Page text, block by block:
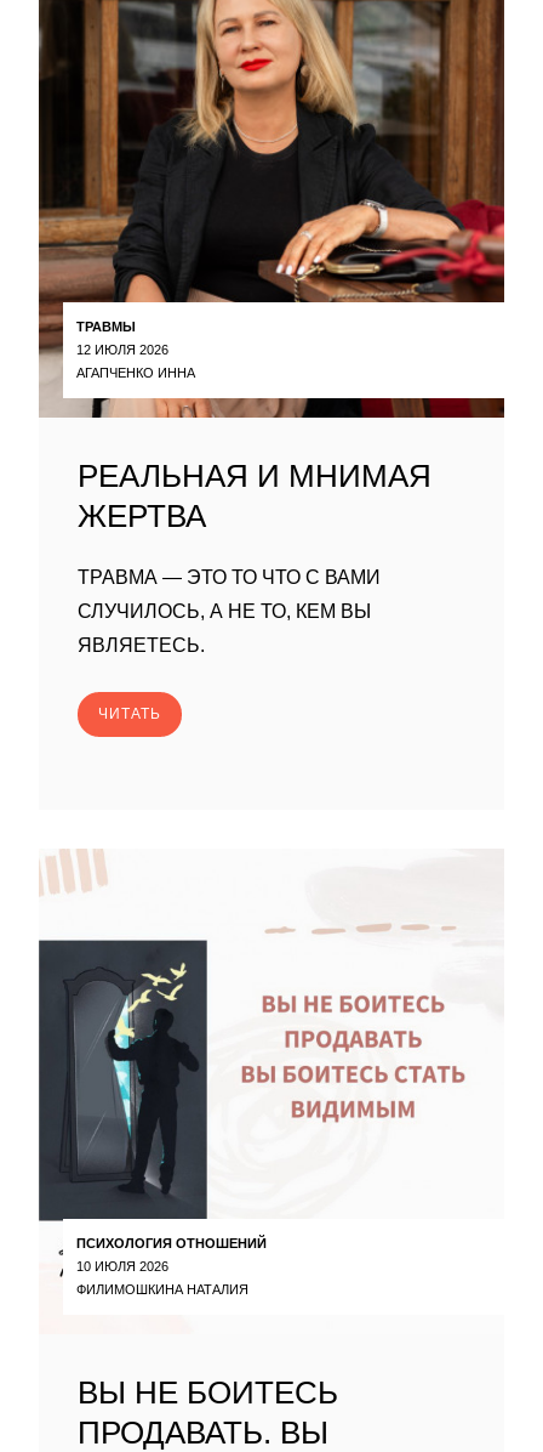
ТРАВМЫ
12 ИЮЛЯ 2026
АГАПЧЕНКО ИННА
РЕАЛЬНАЯ И МНИМАЯ
ЖЕРТВА
ТРАВМА — ЭТО ТО ЧТО С ВАМИ
СЛУЧИЛОСЬ, А НЕ ТО, КЕМ ВЫ
ЯВЛЯЕТЕСЬ.
ЧИТАТЬ
ПСИХОЛОГИЯ ОТНОШЕНИЙ
10 ИЮЛЯ 2026
ФИЛИМОШКИНА НАТАЛИЯ
ВЫ НЕ БОИТЕСЬ
ПРОДАВАТЬ. ВЫ